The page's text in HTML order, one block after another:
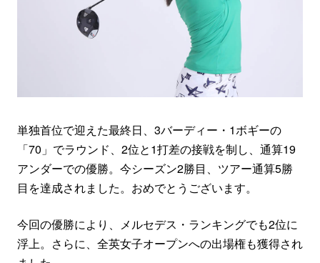
単独首位で迎えた最終日、3バーディー・1ボギーの
「70」でラウンド、2位と1打差の接戦を制し、通算19
アンダーでの優勝。今シーズン2勝目、ツアー通算5勝
目を達成されました。おめでとうございます。
今回の優勝により、メルセデス・ランキングでも2位に
浮上。さらに、全英女子オープンへの出場権も獲得され